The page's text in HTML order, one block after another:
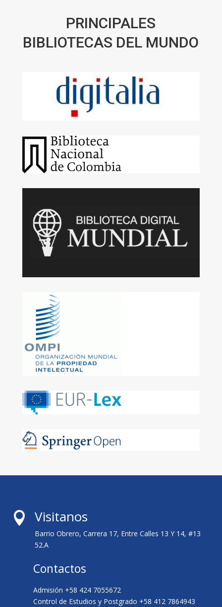
PRINCIPALES
BIBLIOTECAS DEL MUNDO
 Visitanos
Barrio Obrero, Carrera 17, Entre Calles 13 Y 14, #13
52.A
Contactos
Admisión +58 424 7055672
Control de Estudios y Postgrado +58 412 7864943